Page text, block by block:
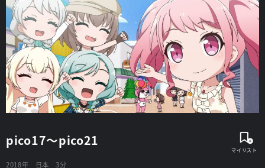
pico17～pico21
2018年 日本 3分